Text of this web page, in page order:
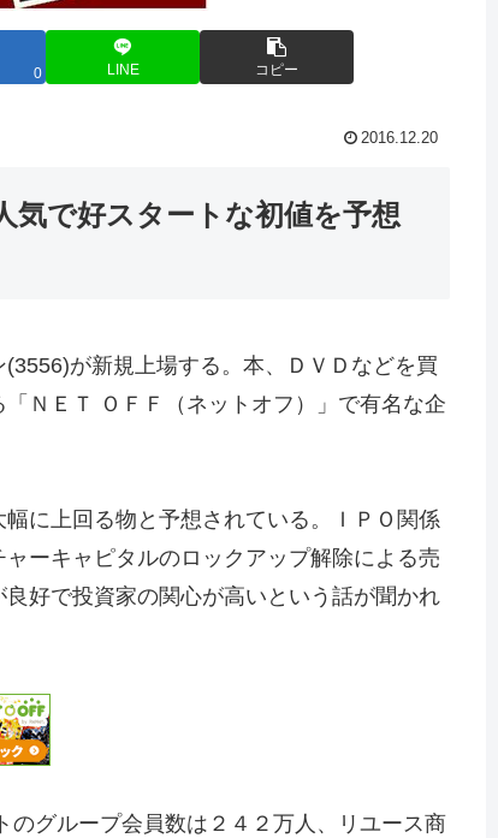
0 LINE コピー
2016.12.20
気で好スタートな初値を予想
が新規上場する。本、ＤＶＤなどを買
ＮＥＴ ＯＦＦ（ネットオフ）」で有名な企
に上回る物と予想されている。ＩＰＯ関係
ーキャピタルのロックアップ解除による売
好で投資家の関心が高いという話が聞かれ
のグループ会員数は２４２万人、リユース商